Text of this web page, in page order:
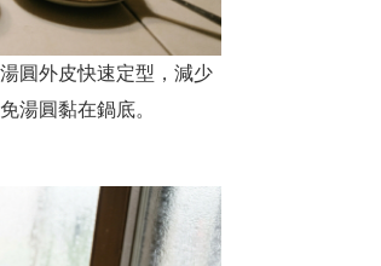
圓外皮快速定型，減少
湯圓黏在鍋底。